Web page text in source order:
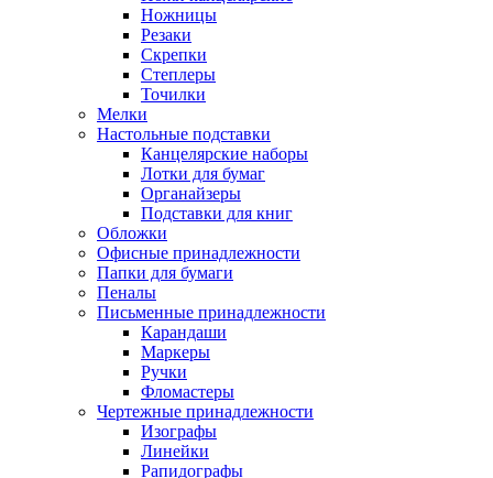
Ножницы
Резаки
Скрепки
Степлеры
Точилки
Мелки
Настольные подставки
Канцелярские наборы
Лотки для бумаг
Органайзеры
Подставки для книг
Обложки
Офисные принадлежности
Папки для бумаги
Пеналы
Письменные принадлежности
Карандаши
Маркеры
Ручки
Фломастеры
Чертежные принадлежности
Изографы
Линейки
Рапидографы